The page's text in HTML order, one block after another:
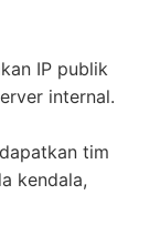
IP publik
internal.
tim
kendala,